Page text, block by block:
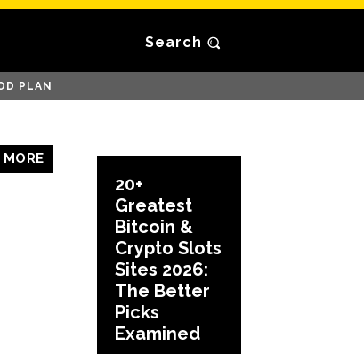
Search
PLAN
MORE
20+
Greatest
Bitcoin &
Crypto Slots
Sites 2026:
The Better
Picks
Examined